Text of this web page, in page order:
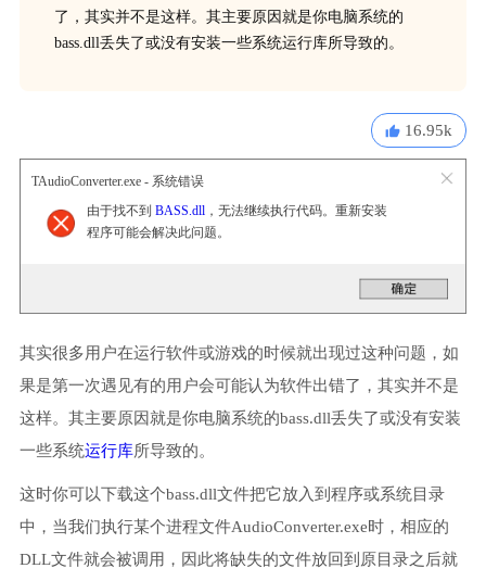
了，其实并不是这样。其主要原因就是你电脑系统的
bass.dll丢失了或没有安装一些系统运行库所导致的。
16.95k
TAudioConverter.exe - 系统错误
由于找不到 BASS.dll，无法继续执行代码。重新安装
程序可能会解决此问题。
其实很多用户在运行软件或游戏的时候就出现过这种问题，如
果是第一次遇见有的用户会可能认为软件出错了，其实并不是
这样。其主要原因就是你电脑系统的bass.dll丢失了或没有安装
一些系统运行库所导致的。
这时你可以下载这个bass.dll文件把它放入到程序或系统目录
中，当我们执行某个进程文件AudioConverter.exe时，相应的
DLL文件就会被调用，因此将缺失的文件放回到原目录之后就